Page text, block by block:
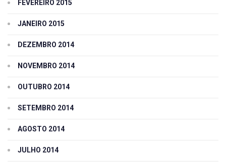
FEVEREIRO 2015
JANEIRO 2015
DEZEMBRO 2014
NOVEMBRO 2014
OUTUBRO 2014
SETEMBRO 2014
AGOSTO 2014
JULHO 2014